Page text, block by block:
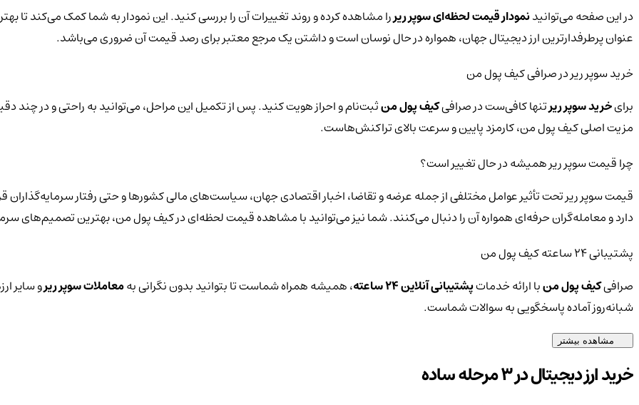
در این صفحه می‌توانیدنمودار قیمت لحظه‌ای سوپر ریررا مشاهده کرده و روند تغییرات آن را بررسی کنید. این نمودار به شما کمک می‌کند تا
عنوان پرطرفدارترین ارز دیجیتال جهان، همواره در حال نوسان است و داشتن یک مرجع معتبر برای رصد قیمت آن ضروری می‌باشد.
خرید سوپر ریر در صرافی کیف پول من
برایخرید سوپر ریرتنها کافی‌ست در صرافیکیف پول منثبت‌نام و احراز هویت کنید. پس از تکمیل این مراحل، می‌توانید به راحتی و در چند
مزیت اصلی کیف پول من، کارمزد پایین و سرعت بالای تراکنش‌هاست.
چرا قیمت سوپر ریر همیشه در حال تغییر است؟
قیمت سوپر ریر تحت تأثیر عوامل مختلفی از جمله عرضه و تقاضا، اخبار اقتصادی جهان، سیاست‌های مالی کشورها و حتی رفتار سرمایه‌گذاران
دارد و معامله‌گران حرفه‌ای همواره آن را دنبال می‌کنند. شما نیز می‌توانید با مشاهده قیمت لحظه‌ای در کیف پول من، بهترین تصمیم‌های
پشتیبانی ۲۴ ساعته کیف پول من
صرافیکیف پول منبا ارائه خدماتپشتیبانی آنلاین ۲۴ ساعته ، همیشه همراه شماست تا بتوانید بدون نگرانی بهمعاملات سوپر ریرو سایر
شبانه‌روز آماده پاسخگویی به سوالات شماست.
مشاهده بیشتر
خرید ارز دیجیتال در 3 مرحله ساده